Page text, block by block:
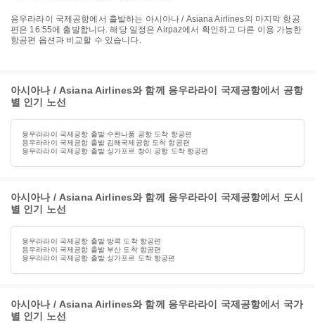
응우라라이 국제공항에서 출발하는 아시아나 / Asiana Airlines의 마지막 항공
편은 16:55에 출발합니다. 해당 일정은 Airpaz에서 확인하고 다른 이용 가능한
항공편 옵션과 비교할 수 있습니다.
아시아나 / Asiana Airlines와 함께 응우라라이 국제공항에서 공항
별 인기 노선
응우라라이 국제공항 출발 수완나품 공항 도착 항공편
응우라라이 국제공항 출발 김해국제공항 도착 항공편
응우라라이 국제공항 출발 싱가포르 창이 공항 도착 항공편
아시아나 / Asiana Airlines와 함께 응우라라이 국제공항에서 도시
별 인기 노선
응우라라이 국제공항 출발 방콕 도착 항공편
응우라라이 국제공항 출발 부산 도착 항공편
응우라라이 국제공항 출발 싱가포르 도착 항공편
아시아나 / Asiana Airlines와 함께 응우라라이 국제공항에서 국가
별 인기 노선